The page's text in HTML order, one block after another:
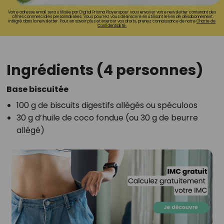
Votre adresse email sera utilisée par Digital Prisma Playerspour vous envoyer votre newsletter contenant des
offres commerciales personnalisées. Vous pourrez vous désinscrire en utilisant le lien de désabonnement
intégré dans la newsletter. Pour en savoir plus et exercer vos droits, prenez connaissance de notreCharte de
Confidentialité.
Ingrédients (4 personnes)
Base biscuitée
100 g de biscuits digestifs allégés ou spéculoos
30 g d’huile de coco fondue (ou 30 g de beurre
allégé)